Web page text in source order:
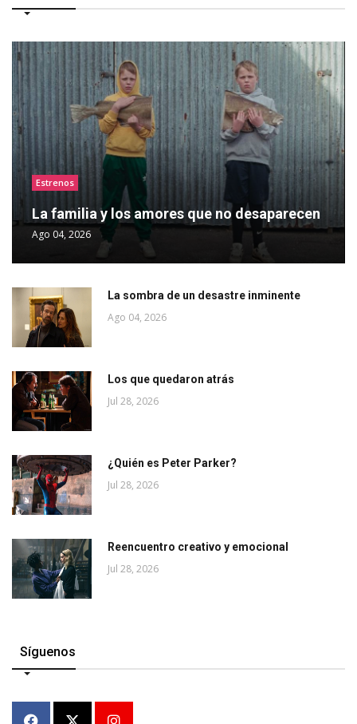
Estrenos
La familia y los amores que no desaparecen
Ago 04, 2026
La sombra de un desastre inminente
Ago 04, 2026
Los que quedaron atrás
Jul 28, 2026
¿Quién es Peter Parker?
Jul 28, 2026
Reencuentro creativo y emocional
Jul 28, 2026
Síguenos